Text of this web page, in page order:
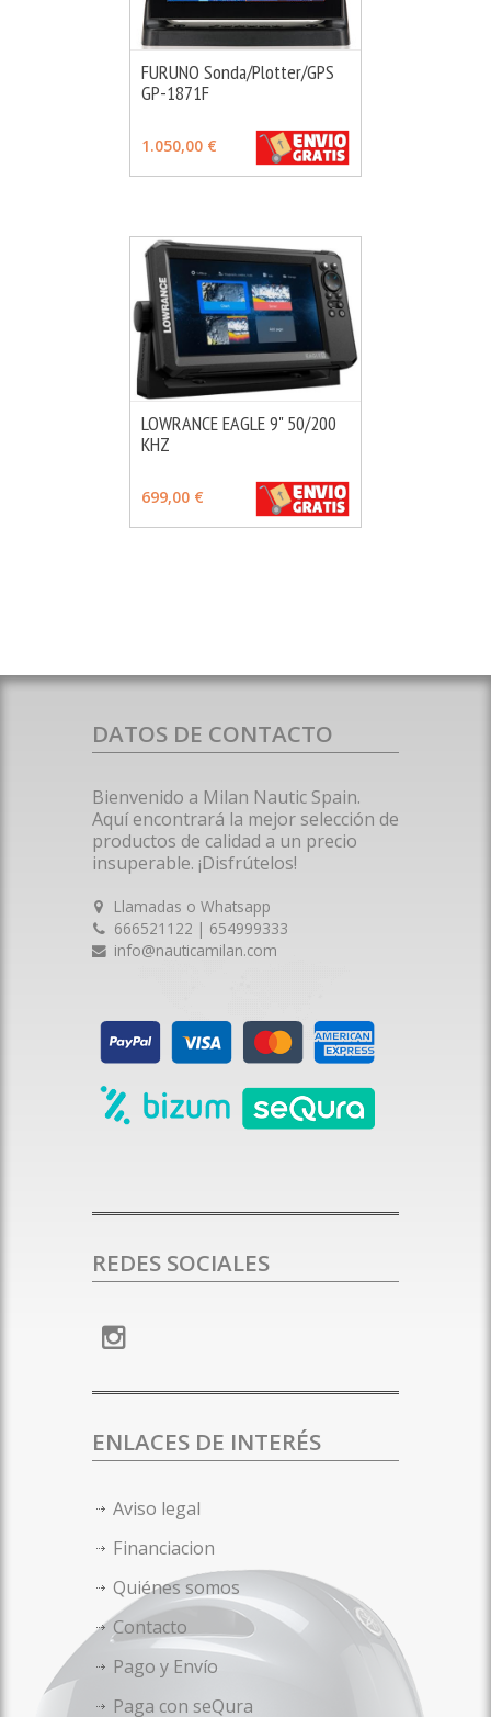
VER OPCIONES
FURUNO Sonda/Plotter/GPS
GP-1871F
1.050,00 €
VER OPCIONES
LOWRANCE EAGLE 9" 50/200
KHZ
699,00 €
DATOS DE CONTACTO
Bienvenido a Milan Nautic Spain.
Aquí encontrará la mejor selección de
productos de calidad a un precio
insuperable. ¡Disfrútelos!
Llamadas o Whatsapp
666521122 | 654999333
info@nauticamilan.com
REDES SOCIALES
ENLACES DE INTERÉS
Aviso legal
Financiacion
Quiénes somos
Contacto
Pago y Envío
Paga con seQura